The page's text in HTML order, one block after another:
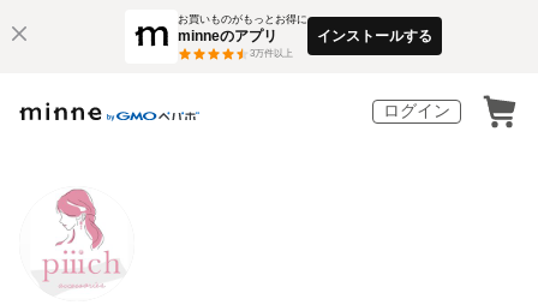
お買いものがもっとお得に
minneのアプリ
3万件以上
インストールする
ログイン